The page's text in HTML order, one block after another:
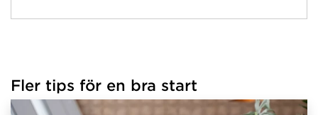
Fler tips för en bra start